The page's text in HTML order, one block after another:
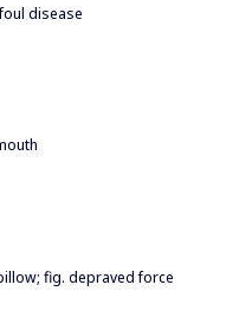
disease
fig. depraved force